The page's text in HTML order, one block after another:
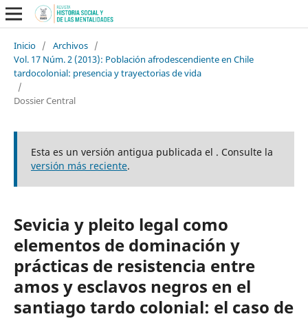
Inicio / Archivos /
Vol. 17 Núm. 2 (2013): Población afrodescendiente en Chile
tardocolonial: presencia y trayectorias de vida
/
Dossier Central
Esta es un versión antigua publicada el . Consulte la
versión más reciente.
Sevicia y pleito legal como
elementos de dominación y
prácticas de resistencia entre
amos y esclavos negros en el
santiago tardo colonial: el caso de